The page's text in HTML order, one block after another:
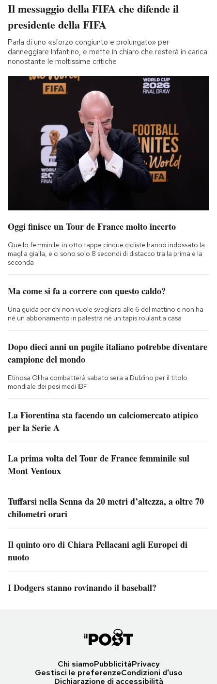
Il messaggio della FIFA che difende il
presidente della FIFA
Parla di uno «sforzo congiunto e prolungato» per
danneggiare Infantino, e mette in chiaro che resterà in carica
nonostante le moltissime critiche
Oggi finisce un Tour de France molto incerto
Quello femminile: in otto tappe cinque cicliste hanno indossato la
maglia gialla, e ci sono solo 8 secondi di distacco tra la prima e la
seconda
Ma come si fa a correre con questo caldo?
Una guida per chi non vuole svegliarsi alle 6 del mattino e non ha
né un abbonamento in palestra né un tapis roulant a casa
Dopo dieci anni un pugile italiano potrebbe diventare
campione del mondo
Etinosa Oliha combatterà sabato sera a Dublino per il titolo
mondiale dei pesi medi IBF
La Fiorentina sta facendo un calciomercato atipico
per la Serie A
La prima volta del Tour de France femminile sul
Mont Ventoux
Tuffarsi nella Senna da 20 metri d’altezza, a oltre 70
chilometri orari
Il quinto oro di Chiara Pellacani agli Europei di
nuoto
I Dodgers stanno rovinando il baseball?
Chi siamoPubblicitàPrivacy
Gestisci le preferenzeCondizioni d'uso
Dichiarazione di accessibilità